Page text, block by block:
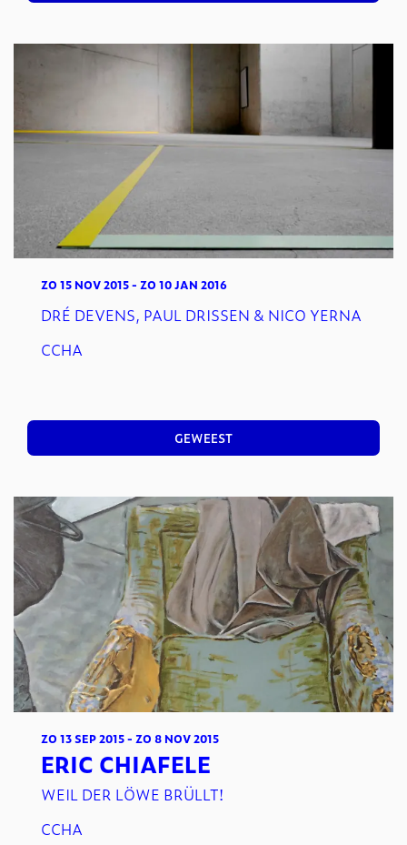
DRÉ DEVENS, PAUL DRISSEN & NICO YERNA
ZO 15 NOV 2015- ZO 10 JAN 2016
CCHA
GEWEEST
ERIC CHIAFELE
WEIL DER LÖWE BRÜLLT!
ZO 13 SEP 2015- ZO 8 NOV 2015
CCHA